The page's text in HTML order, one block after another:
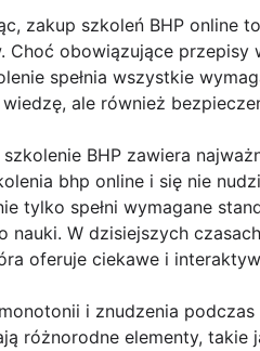
zakup szkoleń BHP online
Choć obowiązujące
spełnia wszystkie
ale również
BHP zawiera
bhp online i się nie
tylko spełni wymagane
nauki. W dzisiejszych
oferuje ciekawe i
i znudzenia
różnorodne elementy,